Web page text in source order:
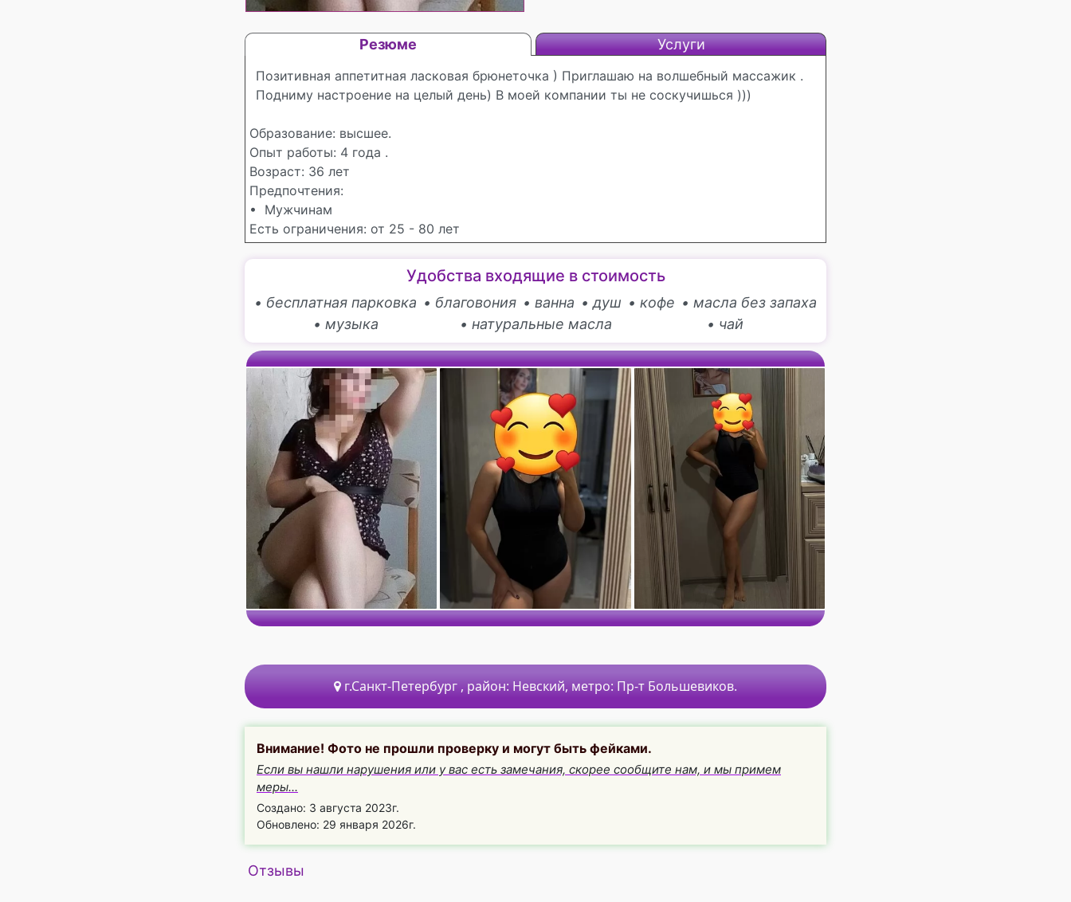
Резюме Услуги
Позитивная аппетитная ласковая брюнеточка ) Приглашаю на волшебный массажик .
Подниму настроение на целый день) В моей компании ты не соскучишься )))
Образование: высшее.
Опыт работы: 4 года .
Возраст: 36 лет
Предпочтения:
• Мужчинам
Есть ограничения: от 25 - 80 лет
Удобства входящие в стоимость
• бесплатная парковка • благовония • ванна • душ • кофе • масла без запаха
• музыка
• натуральные масла • чай
г.Санкт-Петербург, район: Невский,метро: Пр-т Большевиков.
Внимание! Фото не прошли проверку и могут быть фейками.
Если вы нашли нарушения или у вас есть замечания, скорее сообщите нам, и мы примем
меры...
Создано: 3 августа 2023г.
Обновлено: 29 января 2026г.
Отзывы